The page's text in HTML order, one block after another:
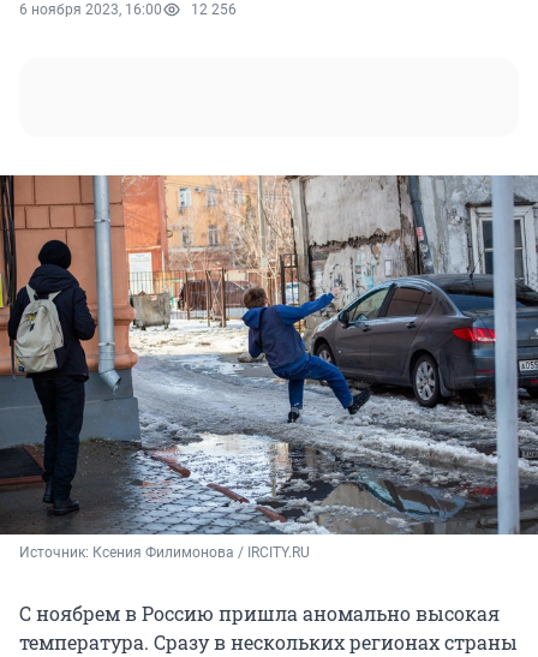
6 ноября 2023, 16:00 12 256
Источник: Ксения Филимонова / IRCITY.RU
С ноябрем в Россию пришла аномально высокая
температура. Сразу в нескольких регионах страны